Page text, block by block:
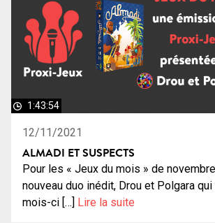
1:43:54
12/11/2021
ALMADI ET SUSPECTS
Pour les « Jeux du mois » de
nouveau duo inédit, Drou et Polgara
mois-ci […] Lire la suite